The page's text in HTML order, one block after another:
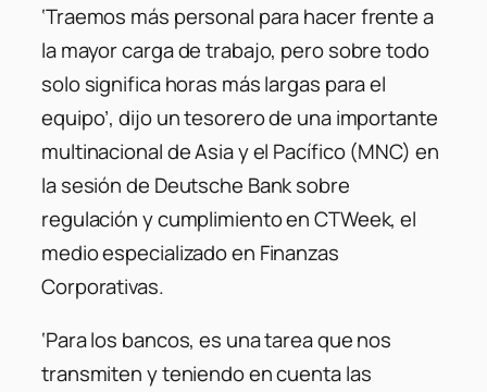
‘Traemos más personal para hacer frente a
la mayor carga de trabajo, pero sobre todo
solo significa horas más largas para el
equipo’, dijo un tesorero de una importante
multinacional de Asia y el Pacífico (MNC) en
la sesión de Deutsche Bank sobre
regulación y cumplimiento en CTWeek, el
medio especializado en Finanzas
Corporativas.
‘Para los bancos, es una tarea que nos
transmiten y teniendo en cuenta las